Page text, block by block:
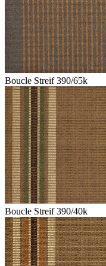
Boucle Streif 390/65k
Boucle Streif 390/40k